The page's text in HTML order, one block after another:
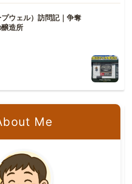
ウェル）訪問記｜争奪
造所
Me